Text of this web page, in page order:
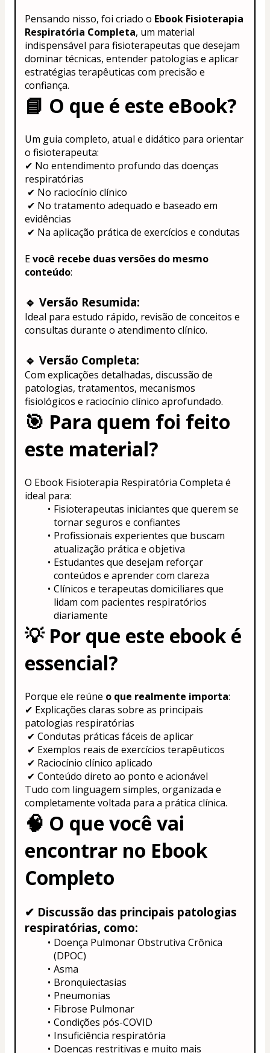
Pensando nisso, foi criado o Ebook Fisioterapia
Respiratória Completa, um material
indispensável para fisioterapeutas que desejam
dominar técnicas, entender patologias e aplicar
estratégias terapêuticas com precisão e
confiança.
📘 O que é este eBook?
Um guia completo, atual e didático para orientar
o fisioterapeuta:
✔ No entendimento profundo das doenças
respiratórias
✔ No raciocínio clínico
evidências
✔ Na aplicação prática de exercícios e condutas
E você recebe duas versões do mesmo
conteúdo:
🔹 Versão Resumida:
Ideal para estudo rápido, revisão de conceitos e
consultas durante o atendimento clínico.
🔹 Versão Completa:
Com explicações detalhadas, discussão de
patologias, tratamentos, mecanismos
fisiológicos e raciocínio clínico aprofundado.
🎯 Para quem foi feito
este material?
O Ebook Fisioterapia Respiratória Completa é
ideal para:
Fisioterapeutas iniciantes que querem se
tornar seguros e confiantes
Profissionais experientes que buscam
atualização prática e objetiva
Estudantes que desejam reforçar
conteúdos e aprender com clareza
Clínicos e terapeutas domiciliares que
lidam com pacientes respiratórios
diariamente
💡 Por que este ebook é
essencial?
Porque ele reúne o que realmente importa:
✔ Explicações claras sobre as principais
patologias respiratórias
✔ Condutas práticas fáceis de aplicar
✔ Exemplos reais de exercícios terapêuticos
✔ Raciocínio clínico aplicado
✔ Conteúdo direto ao ponto e acionável
Tudo com linguagem simples, organizada e
completamente voltada para a prática clínica.
🧠 O que você vai
encontrar no Ebook
Completo
✔ Discussão das principais patologias
respiratórias, como:
Doença Pulmonar Obstrutiva Crônica
(DPOC)
Asma
Bronquiectasias
Pneumonias
Fibrose Pulmonar
Condições pós-COVID
Insuficiência respiratória
Doenças restritivas e muito mais